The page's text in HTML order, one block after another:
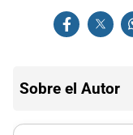
Sobre el Autor